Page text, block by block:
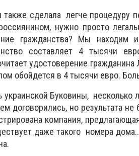
также сделала легче процедуру
нужно просто
гражданства? Мы
составляет 4 тысячи
удостоверение гражданина
обойдется в 4 тысячи евро.
украинской Буковины, несколько
договорились, но результата
компания,
даже такого номера